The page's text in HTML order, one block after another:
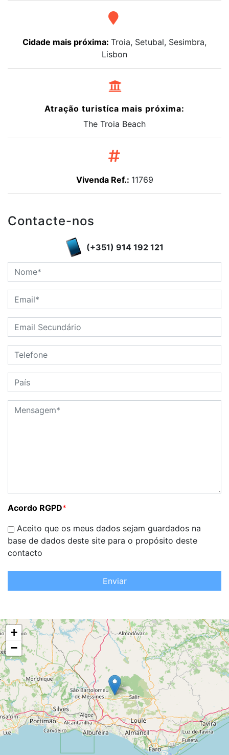
Cidade mais próxima: Troia, Setubal, Sesimbra,
Lisbon
Atração turistíca mais próxima:
The Troia Beach
Vivenda Ref.: 11769
Contacte-nos
(+351) 914 192 121
Acordo RGPD*
Aceito que os meus dados sejam guardados na
base de dados deste site para o propósito deste
contacto
Enviar
+
−